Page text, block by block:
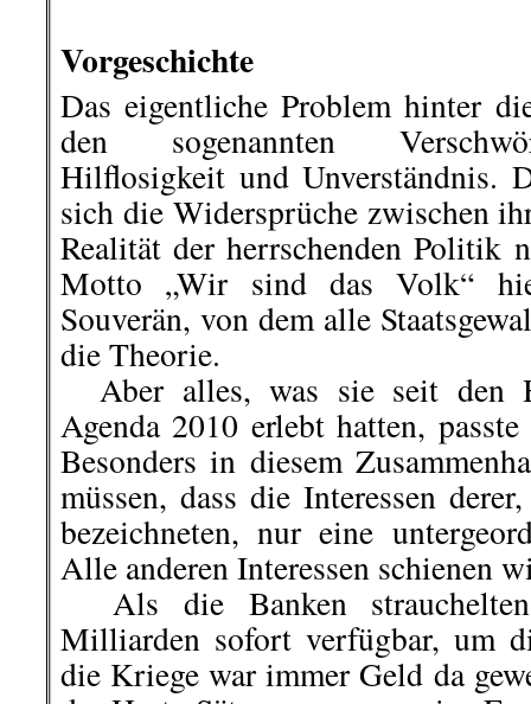
Vorgeschichte
Das eigentliche Problem hinter
den sogenannten
Hilflosigkeit und Unverständnis.
sich die Widersprüche zwischen
Realität der herrschenden Politik
Motto „Wir sind das Volk“
Souverän, von dem alle
die Theorie.
Aber alles, was sie seit den
Agenda 2010 erlebt hatten,
Besonders in diesem
müssen, dass die Interessen
bezeichneten, nur eine
Alle anderen Interessen schienen
Als die Banken
Milliarden sofort verfügbar, um
die Kriege war immer Geld da